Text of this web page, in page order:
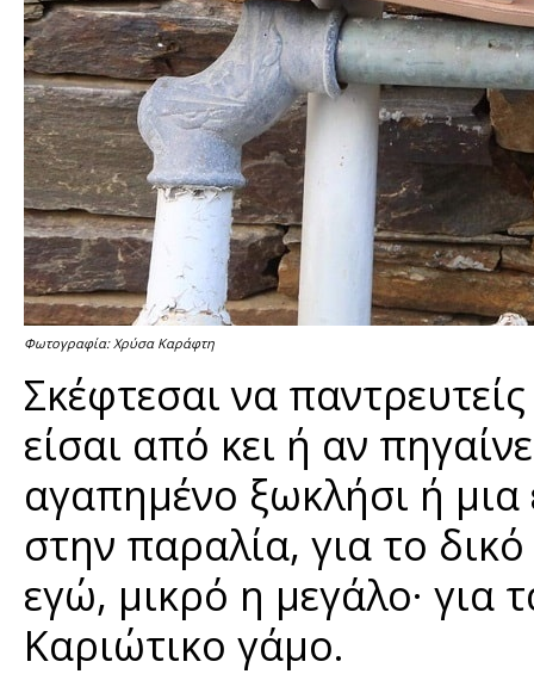
Φωτογραφία: Χρύσα Καράφτη
Σκέφτεσαι να
είσαι από κει ή αν
αγαπημένο ξωκλήσι ή μια
στην παραλία, για το
εγώ, μικρό η μεγάλο· για
Καριώτικο γάμο.